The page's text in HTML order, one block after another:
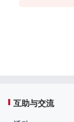
互助与交流